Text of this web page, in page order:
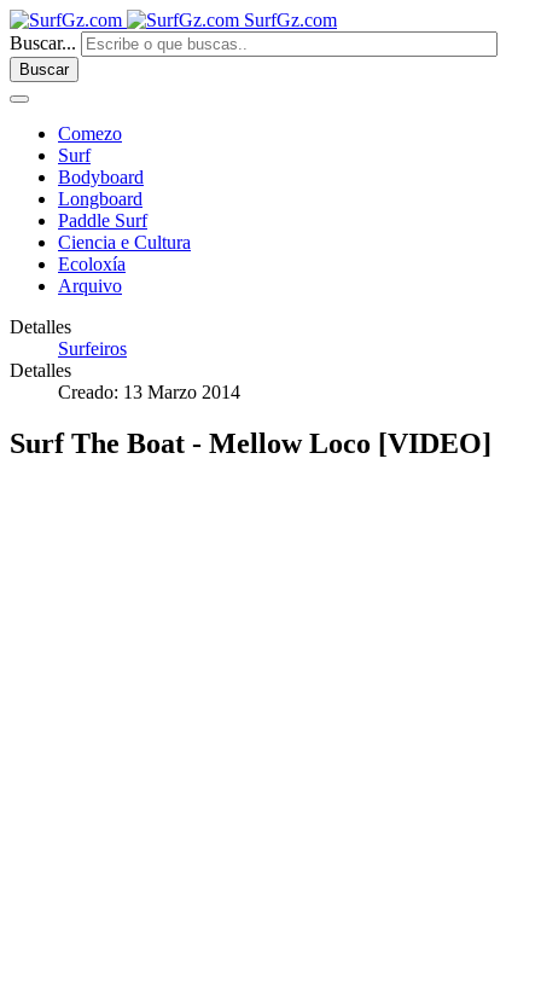
SurfGz.com
Buscar...
Buscar
Comezo
Surf
Bodyboard
Longboard
Paddle Surf
Ciencia e Cultura
Ecoloxía
Arquivo
Detalles
Surfeiros
Detalles
Creado: 13 Marzo 2014
Surf The Boat - Mellow Loco [VIDEO]